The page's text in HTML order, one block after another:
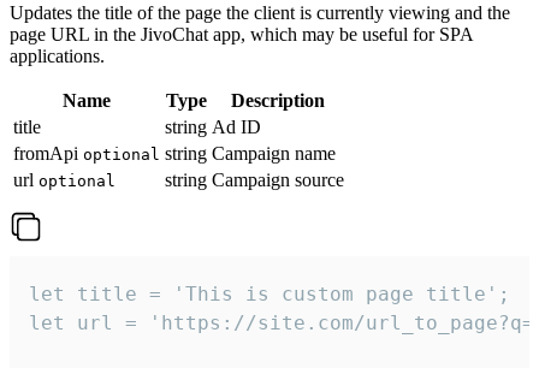
Updates the title of the page the client is currently viewing and the
page URL in the JivoChat app, which may be useful for SPA
applications.
Name Type
Description
title
string Ad ID
fromApi optional string Campaign name
url optional string Campaign source
let title = 'This is custom page title';
let url = 'https://site.com/